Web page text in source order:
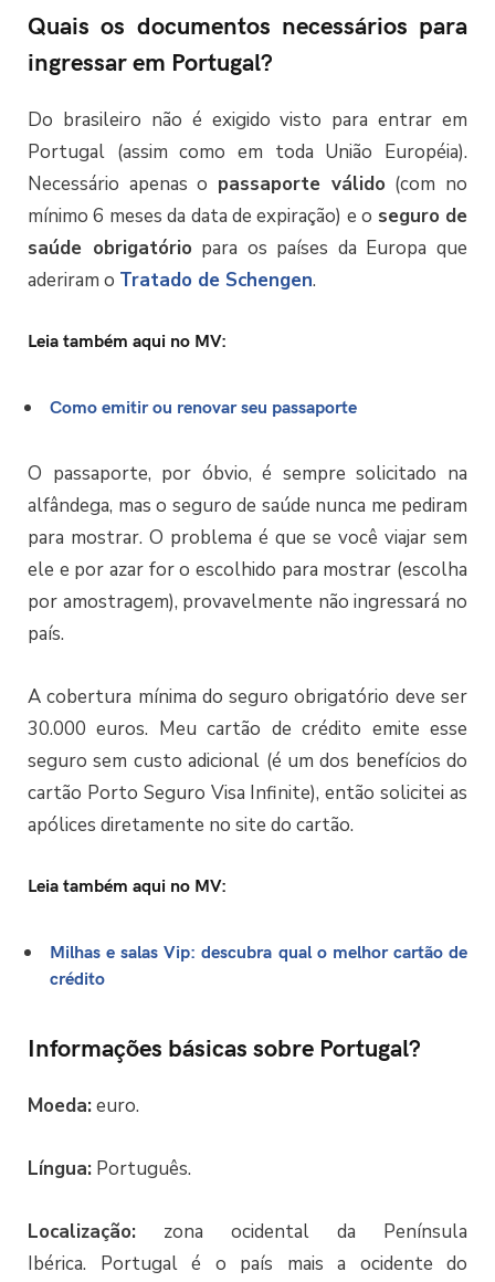
Quais os documentos necessários para
ingressar em Portugal?
Do brasileiro não é exigido visto para entrar em
Portugal (assim como em toda União Européia).
Necessário apenas o passaporte válido (com no
mínimo 6 meses da data de expiração) e o seguro de
saúde obrigatório para os países da Europa que
aderiram o Tratado de Schengen.
Leia também aqui no MV:
Como emitir ou renovar seu passaporte
O passaporte, por óbvio, é sempre solicitado na
alfândega, mas o seguro de saúde nunca me pediram
para mostrar. O problema é que se você viajar sem
ele e por azar for o escolhido para mostrar (escolha
por amostragem), provavelmente não ingressará no
país.
A cobertura mínima do seguro obrigatório deve ser
30.000 euros. Meu cartão de crédito emite esse
seguro sem custo adicional (é um dos benefícios do
cartão Porto Seguro Visa Infinite), então solicitei as
apólices diretamente no site do cartão.
Leia também aqui no MV:
Milhas e salas Vip: descubra qual o melhor cartão de
crédito
Informações básicas sobre Portugal?
Moeda:euro.
Língua: Português.
Localização: zona ocidental da Península
Ibérica. Portugal é o país mais a ocidente do